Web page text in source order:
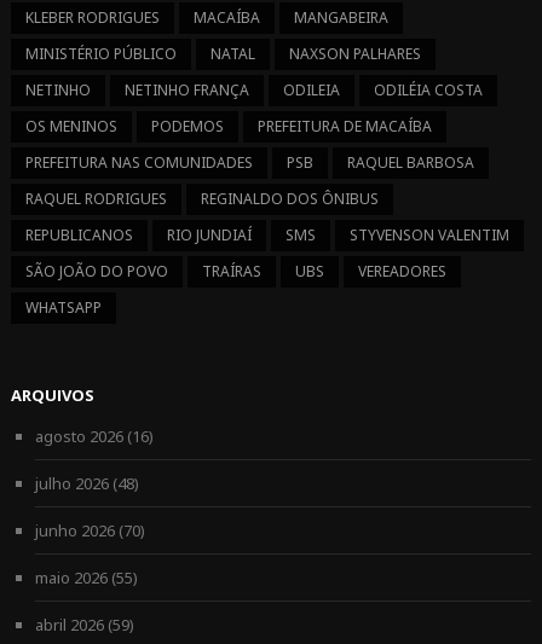
KLEBER RODRIGUES
MACAÍBA
MANGABEIRA
MINISTÉRIO PÚBLICO
NATAL
NAXSON PALHARES
NETINHO
NETINHO FRANÇA ODILEIA
ODILÉIA COSTA
OS MENINOS
PODEMOS
PREFEITURA DE MACAÍBA
PREFEITURA NAS COMUNIDADES
PSB
RAQUEL BARBOSA
RAQUEL RODRIGUES
REGINALDO DOS ÔNIBUS
REPUBLICANOS
RIO JUNDIAÍ SMS
STYVENSON VALENTIM
SÃO JOÃO DO POVO
TRAÍRAS UBS
VEREADORES
WHATSAPP
ARQUIVOS
agosto 2026(16)
julho 2026(48)
junho 2026(70)
maio 2026(55)
abril 2026(59)